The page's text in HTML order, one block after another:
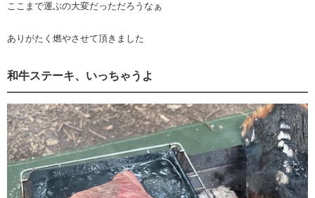
ここまで運ぶの大変だっただろうなぁ
ありがたく燃やさせて頂きました
和牛ステーキ、いっちゃうよ